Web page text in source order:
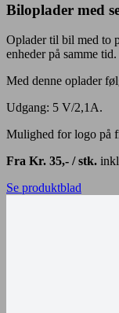
Biloplader med
Oplader til bil med to
enheder på samme tid.
Med denne oplader
Udgang: 5 V/2,1A.
Mulighed for logo på
Fra Kr. 35,- / stk.
Se produktblad